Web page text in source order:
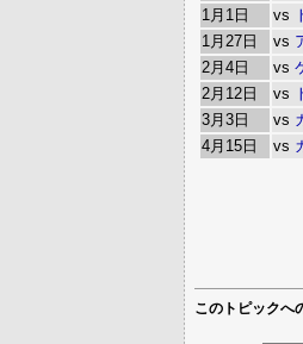
1月1日
vs
1月27日
vs
2月4日
vs
2月12日
vs
3月3日
vs
4月15日
vs
このトピックへ